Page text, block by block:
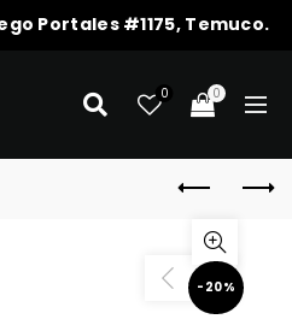
Portales #1175, Temuco.
0 0
-20%